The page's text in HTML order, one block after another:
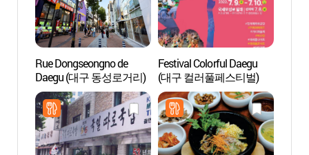
Rue Dongseongno de
Daegu (대구 동성로거리)
Festival Colorful Daegu
(대구 컬러풀페스티벌)